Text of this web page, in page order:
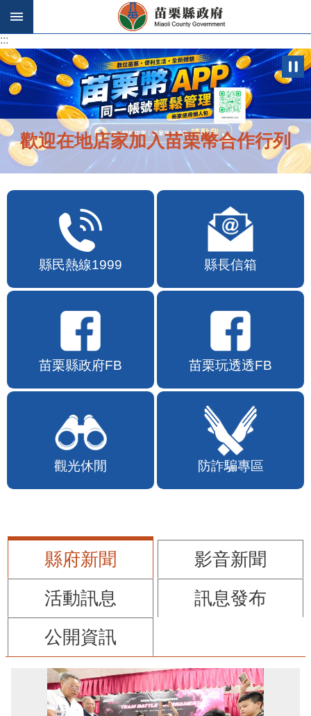
跳到主要內容區塊
:::
:::
苗栗幣APP自115年7月10日10時上線
縣民熱線1999 縣長信箱
苗栗縣政府FB 苗栗玩透透FB
觀光休閒 防詐騙專區
縣府新聞
影音新聞
活動訊息
訊息發布
公開資訊